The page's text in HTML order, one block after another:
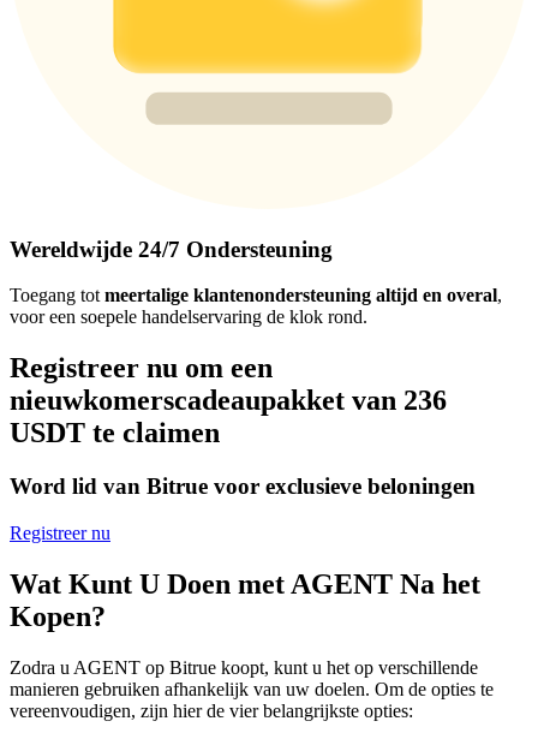
Wereldwijde 24/7 Ondersteuning
Toegang totmeertalige klantenondersteuning altijd en overal,
voor een soepele handelservaring de klok rond.
Registreer nu om een
nieuwkomerscadeaupakket van 236
USDT te claimen
Word lid van Bitrue voor exclusieve beloningen
Registreer nu
Wat Kunt U Doen met AGENT Na het
Kopen?
Zodra u AGENT op Bitrue koopt, kunt u het op verschillende
manieren gebruiken afhankelijk van uw doelen. Om de opties te
vereenvoudigen, zijn hier de vier belangrijkste opties: